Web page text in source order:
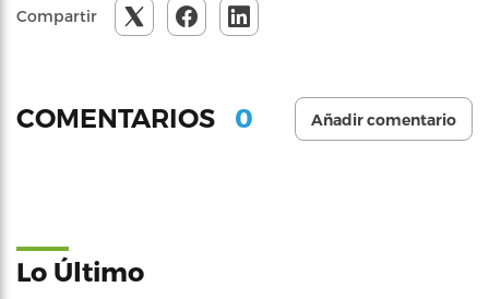
Compartir
COMENTARIOS 0 Añadir comentario
Lo Último